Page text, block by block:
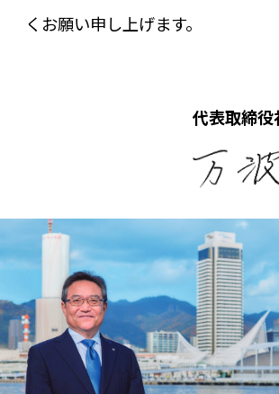
くお願い申し上げます。
代表取締役